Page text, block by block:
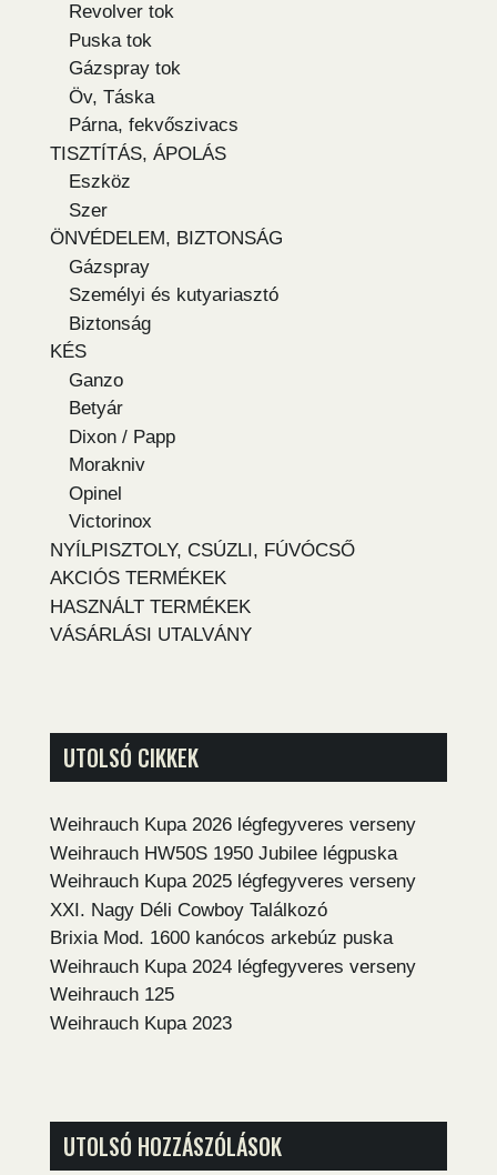
Revolver tok
Puska tok
Gázspray tok
Öv, Táska
Párna, fekvőszivacs
TISZTÍTÁS, ÁPOLÁS
Eszköz
Szer
ÖNVÉDELEM, BIZTONSÁG
Gázspray
Személyi és kutyariasztó
Biztonság
KÉS
Ganzo
Betyár
Dixon / Papp
Morakniv
Opinel
Victorinox
NYÍLPISZTOLY, CSÚZLI, FÚVÓCSŐ
AKCIÓS TERMÉKEK
HASZNÁLT TERMÉKEK
VÁSÁRLÁSI UTALVÁNY
UTOLSÓ CIKKEK
Weihrauch Kupa 2026 légfegyveres verseny
Weihrauch HW50S 1950 Jubilee légpuska
Weihrauch Kupa 2025 légfegyveres verseny
XXI. Nagy Déli Cowboy Találkozó
Brixia Mod. 1600 kanócos arkebúz puska
Weihrauch Kupa 2024 légfegyveres verseny
Weihrauch 125
Weihrauch Kupa 2023
UTOLSÓ HOZZÁSZÓLÁSOK